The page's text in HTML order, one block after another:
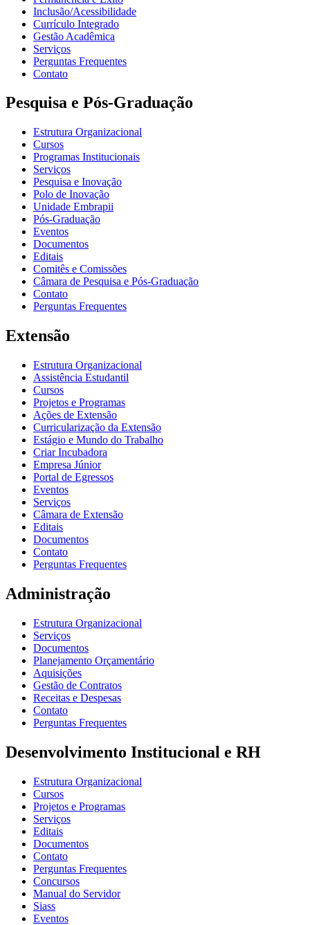
Inclusão/Acessibilidade
Currículo Integrado
Gestão Acadêmica
Serviços
Perguntas Frequentes
Contato
Pesquisa e Pós-Graduação
Estrutura Organizacional
Cursos
Programas Institucionais
Serviços
Pesquisa e Inovação
Polo de Inovação
Unidade Embrapii
Pós-Graduação
Eventos
Documentos
Editais
Comitês e Comissões
Câmara de Pesquisa e Pós-Graduação
Contato
Perguntas Frequentes
Extensão
Estrutura Organizacional
Assistência Estudantil
Cursos
Projetos e Programas
Ações de Extensão
Curricularização da Extensão
Estágio e Mundo do Trabalho
Criar Incubadora
Empresa Júnior
Portal de Egressos
Eventos
Serviços
Câmara de Extensão
Editais
Documentos
Contato
Perguntas Frequentes
Administração
Estrutura Organizacional
Serviços
Documentos
Planejamento Orçamentário
Aquisições
Gestão de Contratos
Receitas e Despesas
Contato
Perguntas Frequentes
Desenvolvimento Institucional e RH
Estrutura Organizacional
Cursos
Projetos e Programas
Serviços
Editais
Documentos
Contato
Perguntas Frequentes
Concursos
Manual do Servidor
Siass
Eventos